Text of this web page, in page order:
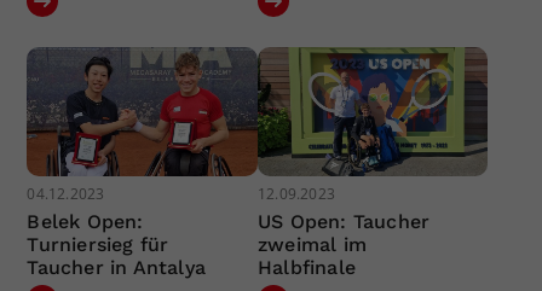
04.12.2023
Belek Open:
Turniersieg für
Taucher in Antalya
12.09.2023
US Open: Taucher
zweimal im
Halbfinale